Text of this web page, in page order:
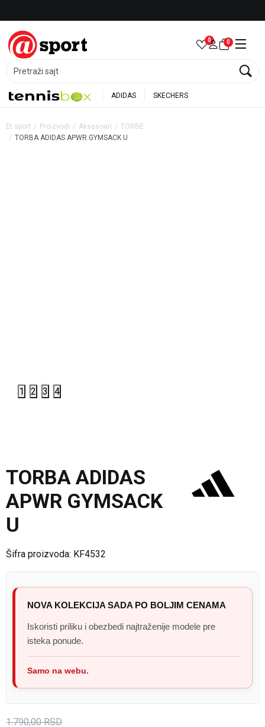
Pretraži sajt
0 0
ADIDAS SKECHERS
Et sport Proizvodi Aksesoari
TORBE
TORBA ADIDAS APWR GYMSACK U
1 2 3 4
TORBA ADIDAS
APWR GYMSACK
U
Šifra proizvoda: KF4532
NOVA KOLEKCIJA SADA PO BOLJIM CENAMA
Iskoristi priliku i obezbedi najtraženije modele pre
isteka ponude.
Samo na webu.
1.790,00 RSD